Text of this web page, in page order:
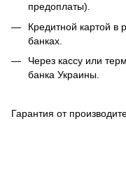
предоплаты).
Кредитной картой в
банках.
Через кассу или
банка Украины.
Гарантия от